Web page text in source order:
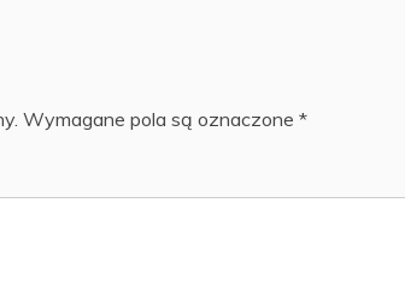
Wymagane pola są oznaczone *